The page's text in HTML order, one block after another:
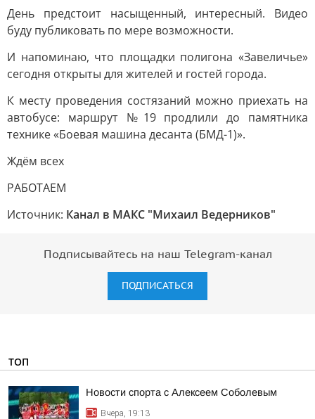
День предстоит насыщенный, интересный. Видео
буду публиковать по мере возможности.
И напоминаю, что площадки полигона «Завеличье»
сегодня открыты для жителей и гостей города.
К месту проведения состязаний можно приехать на
автобусе: маршрут №19 продлили до памятника
технике «Боевая машина десанта (БМД-1)».
Ждём всех
РАБОТАЕМ
Источник: Канал в МАКС "Михаил Ведерников"
Подписывайтесь на наш Telegram-канал
ПОДПИСАТЬСЯ
ТОП
Новости спорта с Алексеем Соболевым
Вчера, 19:13